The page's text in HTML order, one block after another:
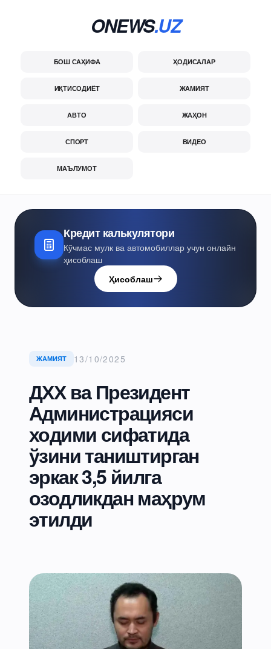
ONEWS.UZ
БОШ САҲИФА ҲОДИСАЛАР
ИҚТИСОДИЁТ ЖАМИЯТ
АВТО ЖАҲОН
СПОРТ ВИДЕО
МАЪЛУМОТ
Кредит калькулятори
Кўчмас мулк ва автомобиллар учун онлайн
ҳисоблаш
Ҳисоблаш
ЖАМИЯТ 13/10/2025
ДХХ ва Президент
Администрацияси
ходими сифатида
ўзини таништирган
эркак 3,5 йилга
озодликдан маҳрум
этилди